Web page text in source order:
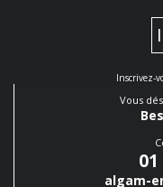
Inscrivez-
Vous
algam-